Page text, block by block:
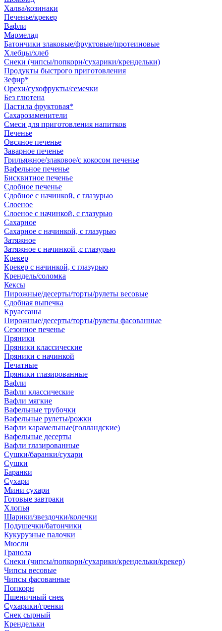
Халва/козинаки
Печенье/крекер
Вафли
Мармелад
Батончики злаковые/фруктовые/протеиновые
Хлебцы/хлеб
Снеки (чипсы/попкорн/сухарики/крендельки)
Продукты быстрого приготовления
Зефир*
Орехи/сухофрукты/семечки
Без глютена
Пастила фруктовая*
Сахарозаменители
Смеси для приготовления напитков
Печенье
Овсяное печенье
Заварное печенье
Грильяжное/злаковое/с кокосом печенье
Вафельное печенье
Бисквитное печенье
Сдобное печенье
Сдобное с начинкой, с глазурью
Слоеное
Слоеное с начинкой, с глазурью
Сахарное
Сахарное с начинкой, с глазурью
Затяжное
Затяжное с начинкой ,с глазурью
Крекер
Крекер с начинкой, с глазурью
Крендель/соломка
Кексы
Пирожные/десерты/торты/рулеты весовые
Сдобная выпечка
Круассаны
Пирожные/десерты/торты/рулеты фасованные
Сезонное печенье
Пряники
Пряники классические
Пряники с начинкой
Печатные
Пряники глазированные
Вафли
Вафли классические
Вафли мягкие
Вафельные трубочки
Вафельные рулеты/рожки
Вафли карамельные(голландские)
Вафельные десерты
Вафли глазированные
Сушки/баранки/сухари
Сушки
Баранки
Сухари
Мини сухари
Готовые завтраки
Хлопья
Шарики/звездочки/колечки
Подушечки/батончики
Кукурузные палочки
Мюсли
Гранола
Снеки (чипсы/попкорн/сухарики/крендельки/крекер)
Чипсы весовые
Чипсы фасованные
Попкорн
Пшеничный снек
Сухарики/гренки
Снек сырный
Крендельки